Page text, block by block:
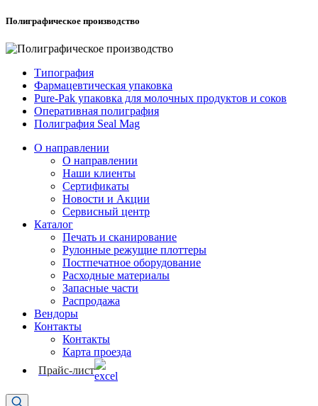
Полиграфическое производство
Типография
Фармацевтическая упаковка
Pure-Pak упаковка для молочных продуктов и соков
Оперативная полиграфия
Полиграфия Seal Mag
О направлении
О направлении
Наши клиенты
Сертификаты
Новости и Акции
Сервисный центр
Каталог
Печать и сканирование
Рулонные режущие плоттеры
Постпечатное оборудование
Расходные материалы
Запасные части
Распродажа
Вендоры
Контакты
Контакты
Карта проезда
Прайс-лист